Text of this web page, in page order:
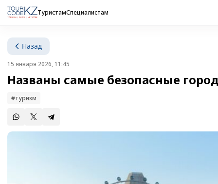
ТуристамСпециалистам
Назад
15 января 2026, 11:45
Названы самые безопасные
#туризм